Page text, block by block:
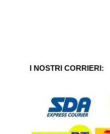
I NOSTRI CORRIERI: